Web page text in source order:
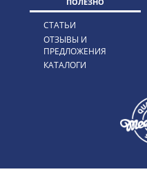
СТАТЬИ
ОТЗЫВЫ И
ПРЕДЛОЖЕНИЯ
КАТАЛОГИ